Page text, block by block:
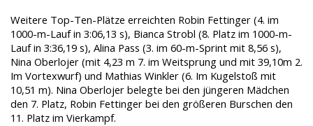
Weitere Top-Ten-Plätze erreichten Robin Fettinger (4. im
1000-m-Lauf in 3:06,13 s), Bianca Strobl (8. Platz im 1000-m-
Lauf in 3:36,19 s), Alina Pass (3. im 60-m-Sprint mit 8,56 s),
Nina Oberlojer (mit 4,23 m 7. im Weitsprung und mit 39,10m 2.
Im Vortexwurf) und Mathias Winkler (6. Im Kugelstoß mit
10,51 m). Nina Oberlojer belegte bei den jüngeren Mädchen
den 7. Platz, Robin Fettinger bei den größeren Burschen den
11. Platz im Vierkampf.